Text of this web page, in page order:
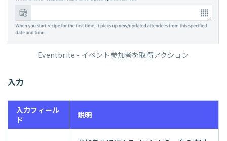
Eventbrite - イベント参加者を取得アクション
入力
入力フィール
ド
説明